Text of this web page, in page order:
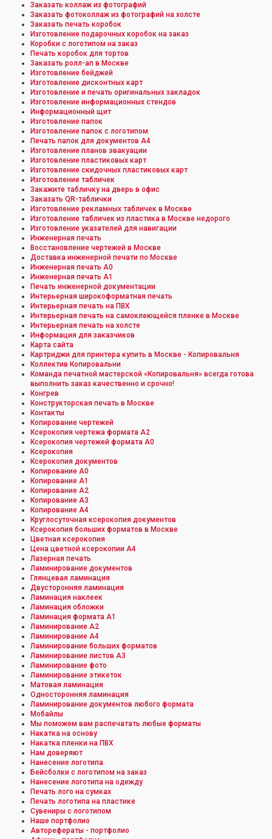
Заказать коллаж из фотографий
Заказать фотоколлаж из фотографий на холсте
Заказать печать коробок
Изготовление подарочных коробок на заказ
Коробки с логотипом на заказ
Печать коробок для тортов
Заказать ролл-ап в Москве
Изготовление бейджей
Изготовление дисконтных карт
Изготовление и печать оригинальных закладок
Изготовление информационных стендов
Информационный щит
Изготовление папок
Изготовление папок с логотипом
Печать папок для документов А4
Изготовление планов эвакуации
Изготовление пластиковых карт
Изготовление скидочных пластиковых карт
Изготовление табличек
Закажите табличку на дверь в офис
Заказать QR-таблички
Изготовление рекламных табличек в Москве
Изготовление табличек из пластика в Москве недорого
Изготовление указателей для навигации
Инженерная печать
Восстановление чертежей в Москве
Доставка инженерной печати по Москве
Инженерная печать А0
Инженерная печать А1
Печать инженерной документации
Интерьерная широкоформатная печать
Интерьерная печать на ПВХ
Интерьерная печать на самоклеющейся пленке в Москве
Интерьерная печать на холсте
Информация для заказчиков
Карта сайта
Картриджи для принтера купить в Москве - Копировальня
Коллектив Копировальни
Команда печатной мастерской «Копировальня» всегда готова
выполнить заказ качественно и срочно!
Конгрев
Конструкторская печать в Москве
Контакты
Копирование чертежей
Ксерокопия чертежа формата А2
Ксерокопия чертежей формата А0
Ксерокопия
Ксерокопия документов
Копирование А0
Копирование А1
Копирование А2
Копирование А3
Копирование А4
Круглосуточная ксерокопия документов
Ксерокопия больших форматов в Москве
Цветная ксерокопия
Цена цветной ксерокопии А4
Лазерная печать
Ламинирование документов
Глянцевая ламинация
Двусторонняя ламинация
Ламинация наклеек
Ламинация обложки
Ламинация формата А1
Ламинирование А2
Ламинирование А4
Ламинирование больших форматов
Ламинирование листов А3
Ламинирование фото
Ламинирование этикеток
Матовая ламинация
Односторонняя ламинация
Ламинирование документов любого формата
Мобайлы
Мы поможем вам распечатать любые форматы
Накатка на основу
Накатка пленки на ПВХ
Нам доверяют
Нанесение логотипа
Бейсболки с логотипом на заказ
Нанесение логотипа на одежду
Печать лого на сумках
Печать логотипа на пластике
Сувениры с логотипом
Наше портфолио
Авторефераты - портфолио